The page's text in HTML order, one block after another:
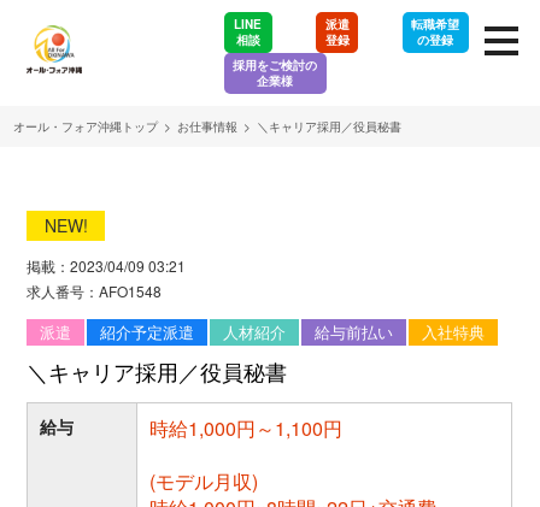
LINE
相談
派遣
登録
転職希望
の登録
採用をご検討の
企業様
オール・フォア沖縄トップ > お仕事情報 > ＼キャリア採用／役員秘書
NEW!
掲載：2023/04/09 03:21
求人番号：AFO1548
派遣 紹介予定派遣 人材紹介 給与前払い 入社特典
＼キャリア採用／役員秘書
給与
時給1,000円～1,100円
(モデル月収)